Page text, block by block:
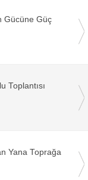
Gücüne Güç
Toplantısı
Yana Toprağa